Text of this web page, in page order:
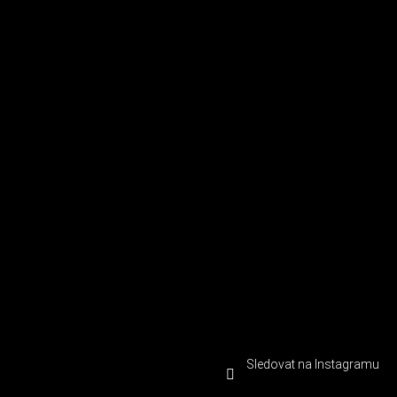
Sledovat na Instagramu